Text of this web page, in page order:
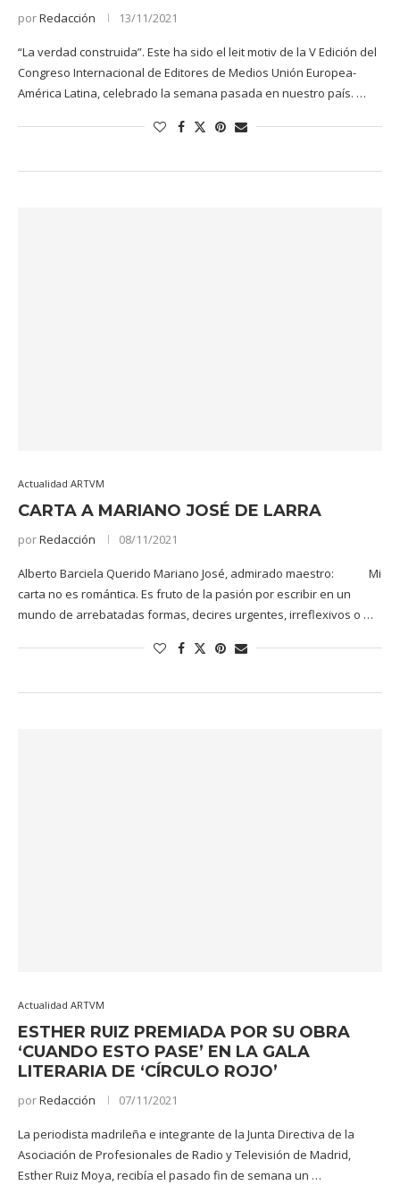
porRedacción 13/11/2021
“La verdad construida”. Este ha sido el leit motiv de la V Edición del
Congreso Internacional de Editores de Medios Unión Europea-
América Latina, celebrado la semana pasada en nuestro país. …
Actualidad ARTVM
CARTA A MARIANO JOSÉ DE LARRA
porRedacción 08/11/2021
Alberto Barciela Querido Mariano José, admirado maestro: Mi
carta no es romántica. Es fruto de la pasión por escribir en un
mundo de arrebatadas formas, decires urgentes, irreflexivos o …
Actualidad ARTVM
ESTHER RUIZ PREMIADA POR SU OBRA
‘CUANDO ESTO PASE’ EN LA GALA
LITERARIA DE ‘CÍRCULO ROJO’
porRedacción 07/11/2021
La periodista madrileña e integrante de la Junta Directiva de la
Asociación de Profesionales de Radio y Televisión de Madrid,
Esther Ruiz Moya, recibía el pasado fin de semana un …